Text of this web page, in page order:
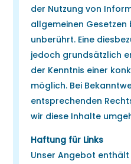
der Nutzung von
allgemeinen Gesetzen
unberührt. Eine
jedoch grundsätzlich
der Kenntnis einer
möglich. Bei
entsprechenden
wir diese Inhalte
Haftung für Links
Unser Angebot enthält